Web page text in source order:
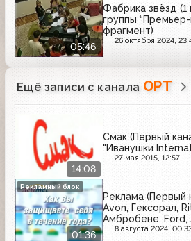
05:46
Фабрика звёзд (1
группы “Премьер-
фрагмент)
26 октября 2024,
Ещё записи с канала ОРТ
14:08
Смак (Первый
"Иванушки
27 мая 2015, 12:57
01:36
Реклама (Первый
Avon, Гексорал,
Амбробене, Ford,
8 августа 2024,
Рекламный блок